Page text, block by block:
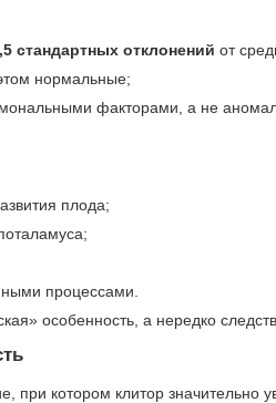
стандартных отклонений от
нормальные;
факторами, а не
плода;
процессами.
особенность, а нередко
при котором клитор значительно